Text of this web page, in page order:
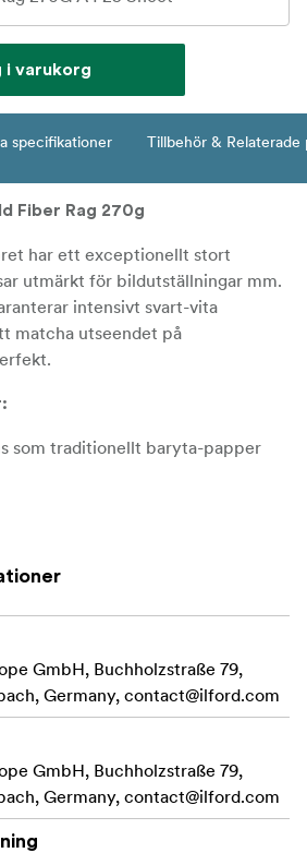
i varukorg
specifikationer Tillbehör & Relaterade
Fiber Rag 270g
har ett exceptionellt stort
utmärkt för bildutställningar mm.
intensivt svart-vita
matcha utseendet på
som traditionellt baryta-papper
GmbH, Buchholzstraße 79,
Germany, contact@ilford.com
GmbH, Buchholzstraße 79,
Germany, contact@ilford.com